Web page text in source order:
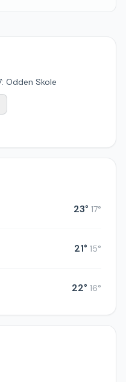
Odden Skole
23° 17°
21° 15°
22° 16°